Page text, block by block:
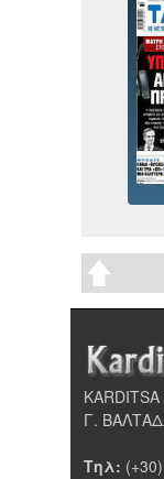
Γ.
Τηλ: